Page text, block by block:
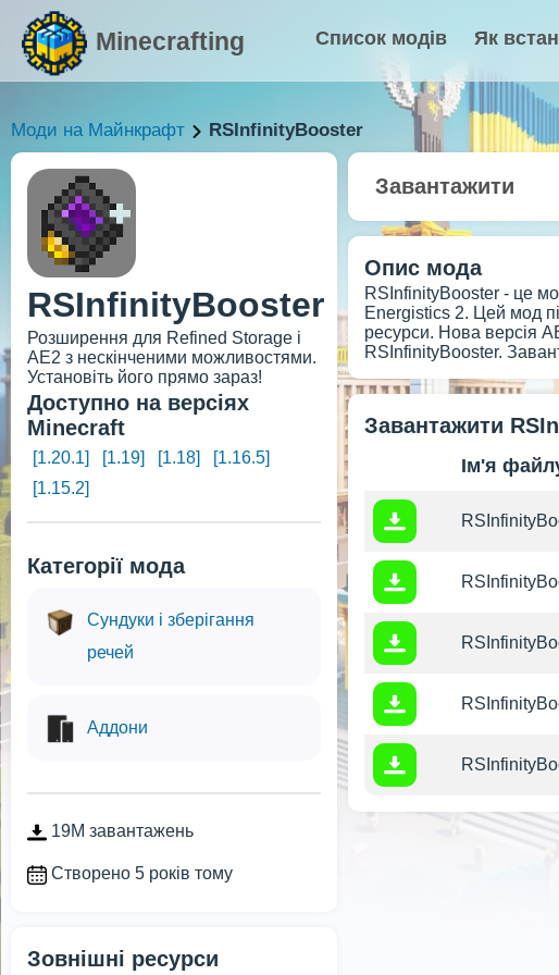
Minecrafting Список модів Як
Моди на Майнкрафт RSInfinityBooster
RSInfinityBooster
Розширення для Refined Storage і
AE2 з нескінченими можливостями.
Установіть його прямо зараз!
Доступно на версіях
Minecraft
[1.20.1] [1.19] [1.18]
[1.16.5]
[1.15.2]
Категорії мода
Сундуки і зберігання
речей
Аддони
19M завантажень
Створено 5 років тому
Зовнішні ресурси
Завантажити
Опис мода
RSInfinityBooster - це
Energistics 2. Цей мод
ресурси. Нова версія
RSInfinityBooster.
Завантажити
Ім'я